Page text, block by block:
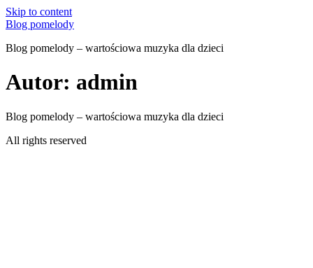
Skip to content
Blog pomelody
Blog pomelody – wartościowa muzyka dla dzieci
Autor: admin
Blog pomelody – wartościowa muzyka dla dzieci
All rights reserved